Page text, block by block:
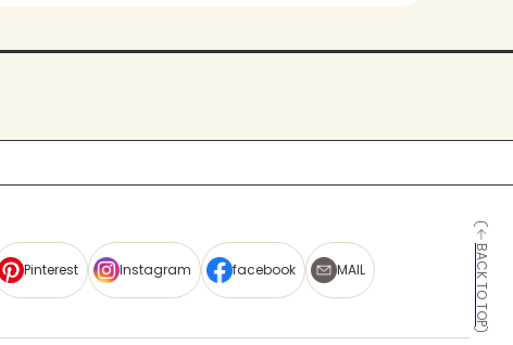
BACK TO TOP
Pinterest Instagram facebook MAIL